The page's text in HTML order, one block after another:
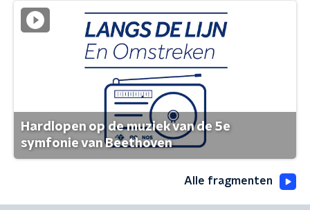
Hardlopen op de muziek van de 5e
symfonie van Beethoven
Alle fragmenten